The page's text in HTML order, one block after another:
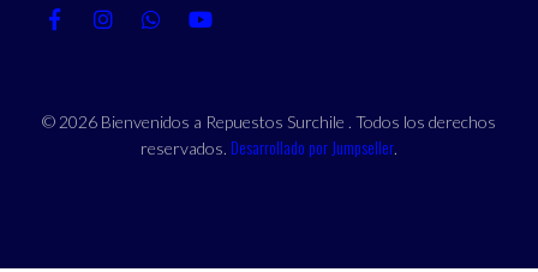
© 2026 Bienvenidos a Repuestos Surchile . Todos los derechos
reservados. Desarrollado por Jumpseller.